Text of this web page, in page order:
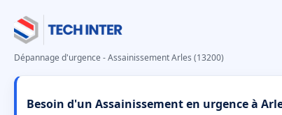
Dépannage d'urgence - Assainissement Arles (13200)
Besoin d'un Assainissement en urgence à